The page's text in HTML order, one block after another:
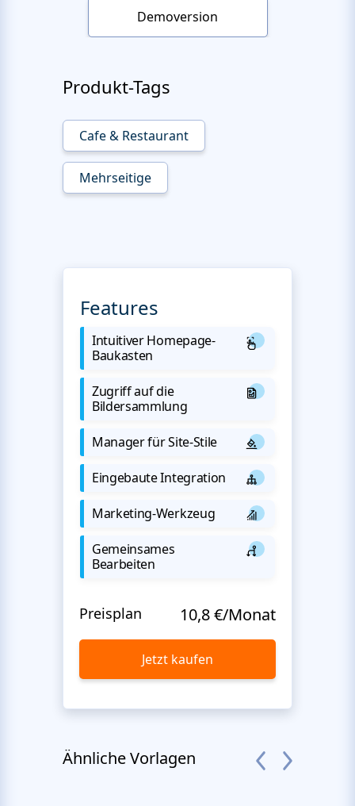
Demoversion
Produkt-Tags
Cafe & Restaurant
Mehrseitige
Features
Intuitiver Homepage-
Baukasten
Zugriff auf die
Bildersammlung
Manager für Site-Stile
Eingebaute Integration
Marketing-Werkzeug
Gemeinsames
Bearbeiten
Preisplan 10,8 €/Monat
Jetzt kaufen
Ähnliche Vorlagen